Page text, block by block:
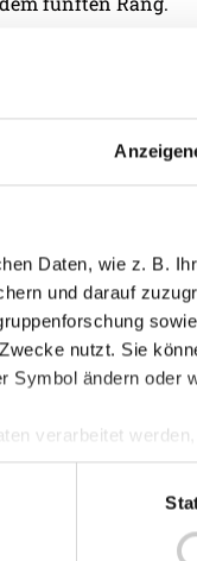
Daten, wie z. B.
und darauf
nutzt. Sie
Symbol ändern oder
verarbeitet
geben wir
regelmäßig
nochmals
Rapid bereits zwei
Rapid-
gegen den WAC,
wieder ihre
Gerhard Schweitzer
Wien fährt.